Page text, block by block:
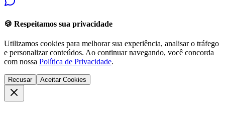
🍪 Respeitamos sua privacidade
Utilizamos cookies para melhorar sua experiência, analisar o tráfego
e personalizar conteúdos. Ao continuar navegando, você concorda
com nossa Política de Privacidade.
Recusar Aceitar Cookies